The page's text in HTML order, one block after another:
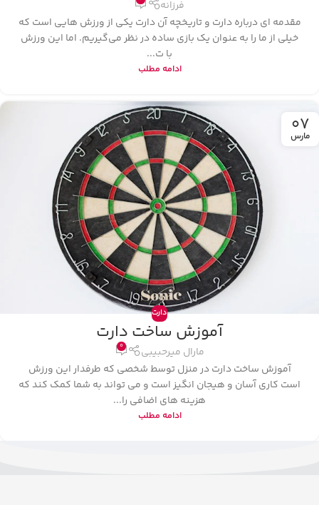
فرزانه
مقدمه ای درباره دارت و تاریخچه آن دارت یکی از ورزش‌ هایی است که
خیلی از ما را به عنوان یک بازی ساده در نظر می‌گیریم. اما این ورزش
با ت...
ادامه مطلب
07
مارس
دارت
آموزش ساخت دارت
مارال میرحبیبی 0
آموزش ساخت دارت در منزل توسط شخصی که طرفدار این ورزش
است کاری آسان و هیجان انگیز است و می تواند به شما کمک کند که
هزینه های اضافی را...
ادامه مطلب